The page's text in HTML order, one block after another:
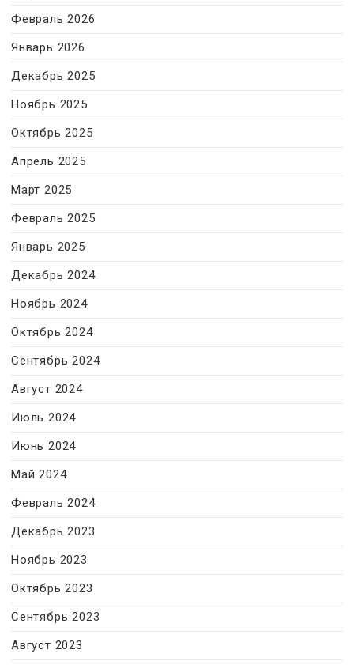
Февраль 2026
Январь 2026
Декабрь 2025
Ноябрь 2025
Октябрь 2025
Апрель 2025
Март 2025
Февраль 2025
Январь 2025
Декабрь 2024
Ноябрь 2024
Октябрь 2024
Сентябрь 2024
Август 2024
Июль 2024
Июнь 2024
Май 2024
Февраль 2024
Декабрь 2023
Ноябрь 2023
Октябрь 2023
Сентябрь 2023
Август 2023